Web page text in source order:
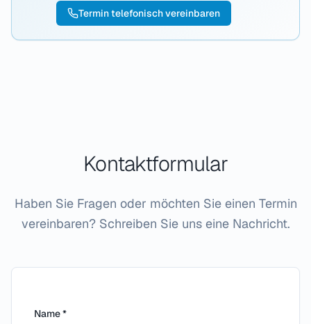
Termin telefonisch vereinbaren
Kontaktformular
Haben Sie Fragen oder möchten Sie einen Termin
vereinbaren? Schreiben Sie uns eine Nachricht.
Name*